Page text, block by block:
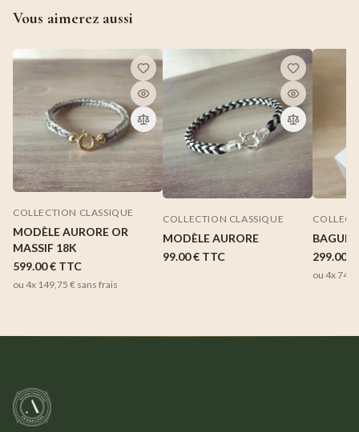
Vous aimerez aussi
COLLECTION CLASSIQUE
MODÈLE AURORE OR
MASSIF 18K
599.00 € TTC
ou 4x 149,75 € sans frais
COLLECTION CLASSIQUE
MODÈLE AURORE
99.00 € TTC
BAGUE
299.00 €
ou 4x